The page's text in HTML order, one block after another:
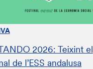
2026: Teixint el
de l’ESS andalusa